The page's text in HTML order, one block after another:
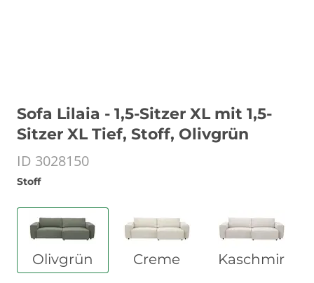
Sofa Lilaia - 1,5-Sitzer XL mit 1,5-
Sitzer XL Tief, Stoff, Olivgrün
ID 3028150
Stoff
Olivgrün Creme Kaschmir